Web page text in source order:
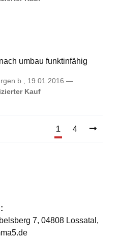
umbau funktinfähig
b , 19.01.2016
Kauf
1 4
7, 04808 Lossatal,